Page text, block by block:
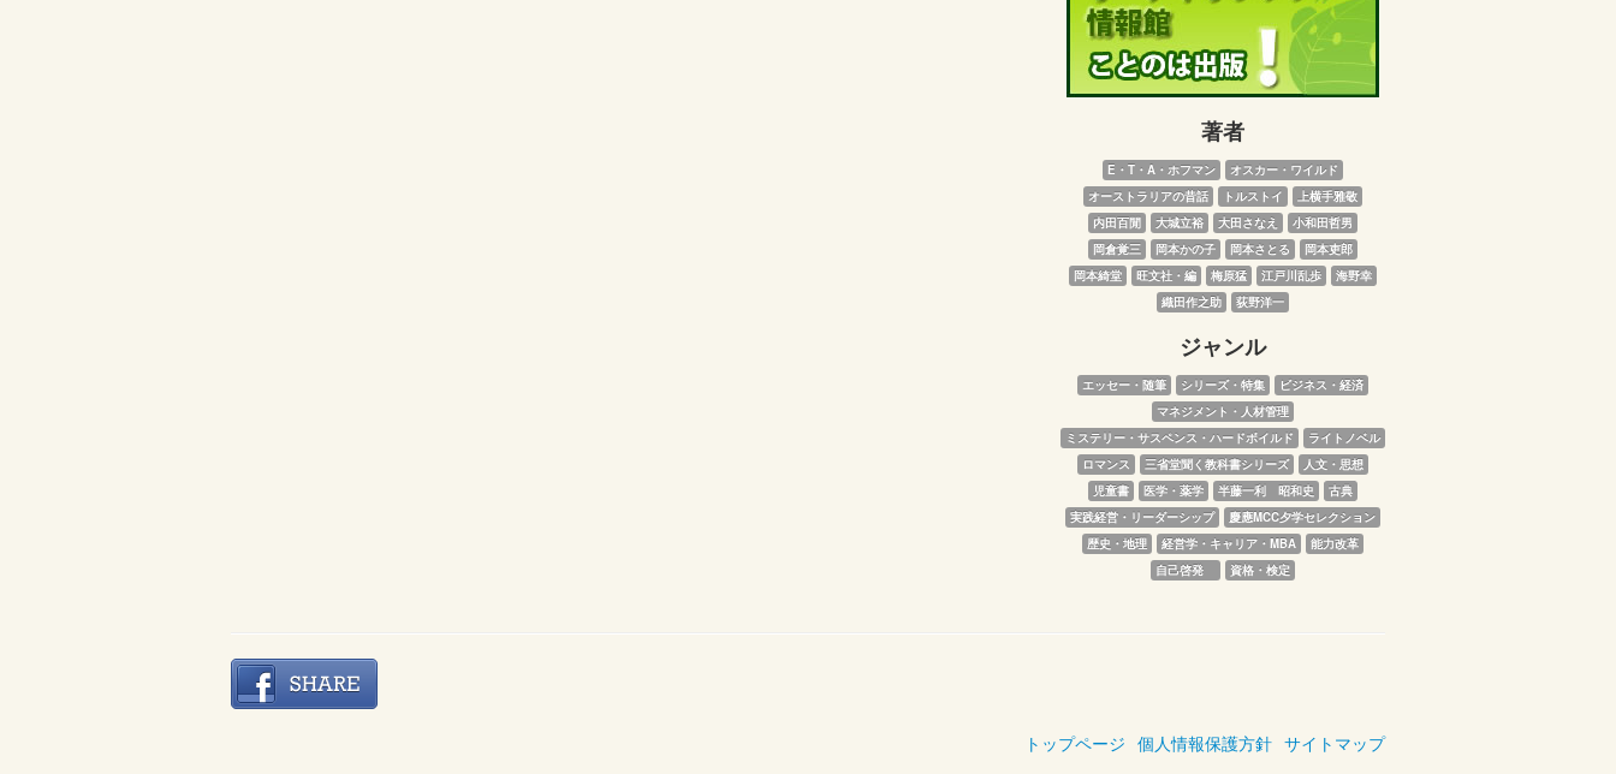
著者
E・T・A・ホフマン
オスカー・ワイルド
オーストラリアの昔話
トルストイ
上横手雅敬
内田百閒
大城立裕 大田さなえ
小和田哲男
岡倉覚三
岡本かの子 岡本さとる
岡本吏郎
岡本綺堂
旺文社・編 梅原猛 江戸川乱歩
海野幸
織田作之助
荻野洋一
ジャンル
エッセー・随筆 シリーズ・特集
ビジネス・経済
マネジメント・人材管理
ミステリー・サスペンス・ハードボイルド
ライトノベル
ロマンス
三省堂聞く教科書シリーズ
人文・思想
児童書
医学・薬学 半藤一利　昭和史
古典
実践経営・リーダーシップ
慶應MCC夕学セレクション
歴史・地理
経営学・キャリア・MBA
能力改革
自己啓発
資格・検定
トップページ 個人情報保護方針 サイトマップ